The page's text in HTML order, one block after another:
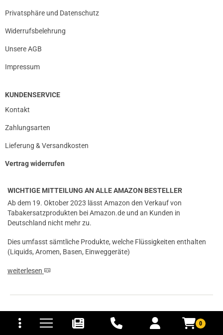
0
und Versandkosten
Privatsphäre und Datenschutz
Widerrufsbelehrung
Unsere AGB
Impressum
KUNDENSERVICE
Kontakt
Zahlungsarten
Lieferung & Versandkosten
Vertrag widerrufen
WICHTIGE MITTEILUNG AN ALLE AMAZON BESTELLER
Ab dem 19. Oktober 2023 lässt Amazon den Verkauf von
Tabakersatzprodukten bei Amazon.de und an Kunden in
Deutschland nicht mehr zu.
Dies umfasst sämtliche Produkte, welche Flüssigkeiten enthalten
(Liquids, Aromen, Basen, Einweggeräte)
weiterlesen